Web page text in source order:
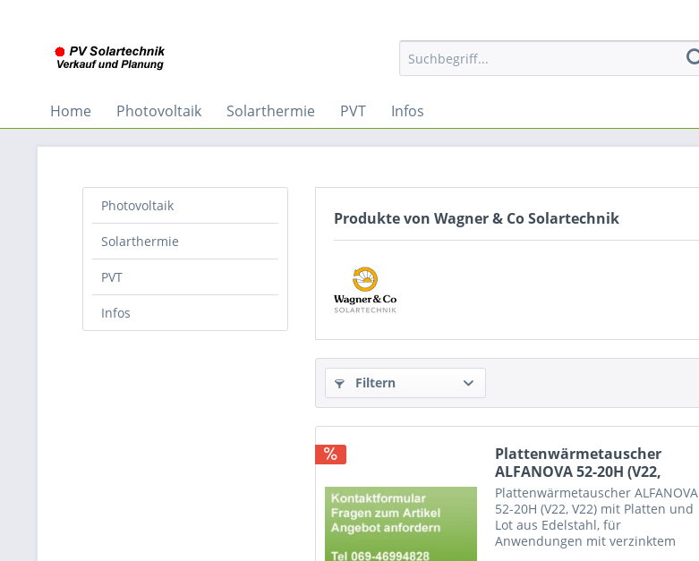
Home Photovoltaik Solarthermie PVT Infos
Photovoltaik
Solarthermie
PVT
Infos
Produkte von Wagner & Co Solartechnik
Filtern
Plattenwärmetauscher
ALFANOVA 52-20H (V22,
V22)...
Plattenwärmetauscher ALFANOVA
52-20H (V22, V22) mit Platten und
Lot aus Edelstahl, für
Anwendungen mit verzinktem